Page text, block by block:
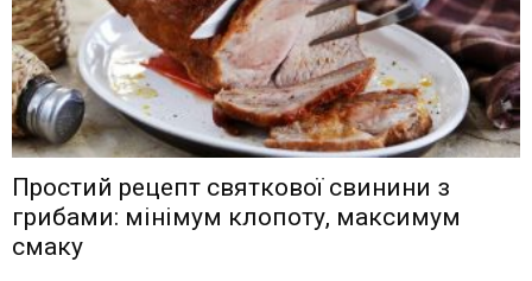
Простий рецепт святкової свинини з
грибами: мінімум клопоту, максимум
смаку